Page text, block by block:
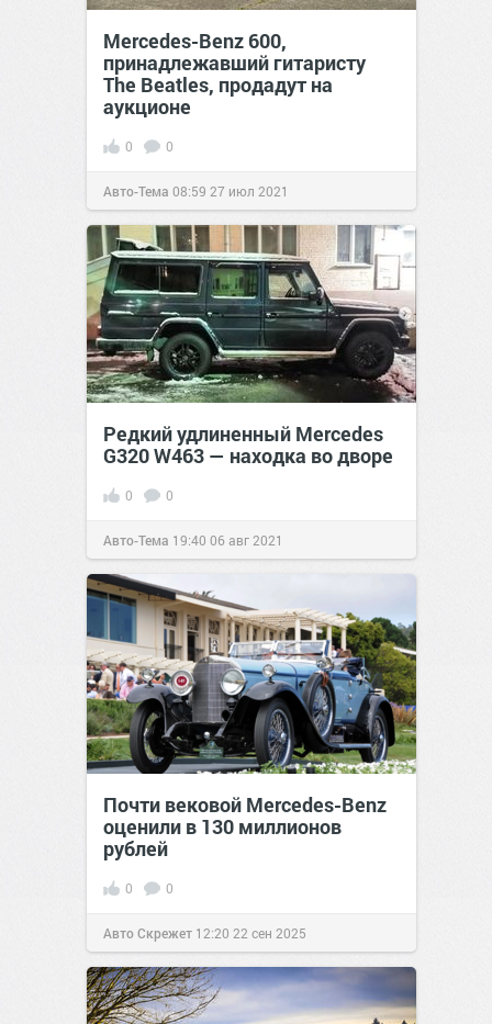
Mercedes-Benz 600,
принадлежавший гитаристу
The Beatles, продадут на
аукционе
0 0
Авто-Тема 08:59 27 июл 2021
Редкий удлиненный Mercedes
G320 W463 — находка во дворе
0 0
Авто-Тема 19:40 06 авг 2021
Почти вековой Mercedes-Benz
оценили в 130 миллионов
рублей
0 0
Авто Скрежет 12:20 22 сен 2025